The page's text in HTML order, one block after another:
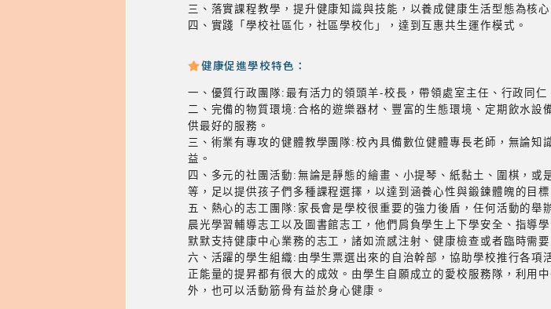
三、落實課程教學，提升健康知識與技能，以養成健康生活型態為核心
四、實踐「學校社區化，社區學校化」，達到互惠共生運作模式。
健康促進學校特色：
一、優質行政團隊:最有活力的領頭羊-校長，帶領處室主任、行政同
二、完備的物質環境:合格的遊樂器材、豐富的生態環境、定期飲水
供最好的服務。
三、術業有專攻的健體教學團隊:校內具備數位健體專長老師，無論
益。
四、多元的社團活動:無論是靜態的繪畫、小提琴、紙黏土、圍棋，
等，足以提供孩子們多種課程選擇，以達到涵養心性與鍛鍊體魄的目標
五、熱心的志工團隊:家長會是學校很重要的強力後盾，任何活動的舉
晨光學習輔導志工以及圖書館志工，他們肩負學生上下學安全、指導
默默支持健康中心業務的志工，諸如流感注射、健康檢查或者臨時需
六、活躍的學生組織:由學生票選出來的自治幹部，協助學校推行各項
正能量的提昇都有很大的成效。由學生自願成立的愛校服務隊，利用
外，也可以活動筋骨有益於身心健康。